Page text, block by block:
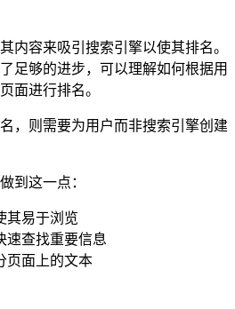
内容来吸引搜索引擎以使其排名。
足够的进步，可以理解如何根据用
面进行排名。
，则需要为用户而非搜索引擎创建
到这一点：
其易于浏览
速查找重要信息
页面上的文本